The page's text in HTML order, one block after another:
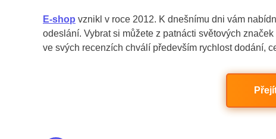
E-shop vznikl v roce 2012. K dnešnímu dni vám
odeslání. Vybrat si můžete z patnácti světových
ve svých recenzích chválí především rychlost dodání,